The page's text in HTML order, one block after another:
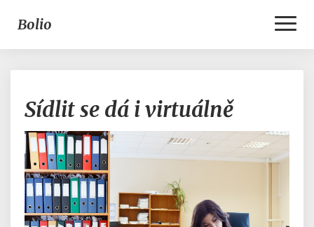
Bolio
se
dá
Sídlit se dá i virtuálně